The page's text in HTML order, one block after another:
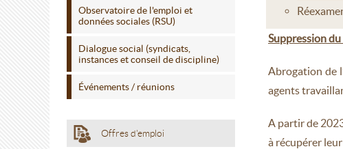
Observatoire de l'emploi et
données sociales (RSU)
Dialogue social (syndicats,
instances et conseil de discipline)
Événements / réunions
Offres d'emploi
Suppression
Abrogation de
agents
A partir de
à récupérer